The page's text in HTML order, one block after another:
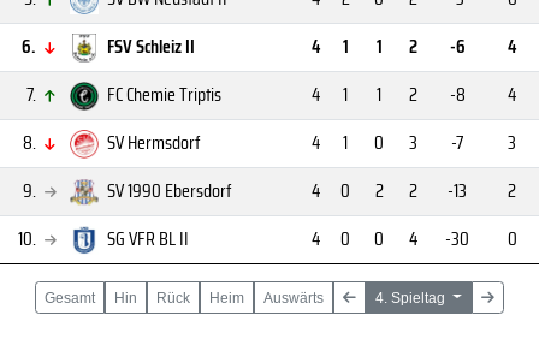
6.
FSV Schleiz II 4 1 1 2 -6
4
7.
FC Chemie Triptis 4 1 1 2 -8
4
8.
SV Hermsdorf 4 1 0 3 -7
3
9.
SV 1990 Ebersdorf 4 0 2 2 -13
2
10.
SG VFR BL II 4 0 0 4 -30 0
Gesamt Hin Rück Heim Auswärts 4. Spieltag